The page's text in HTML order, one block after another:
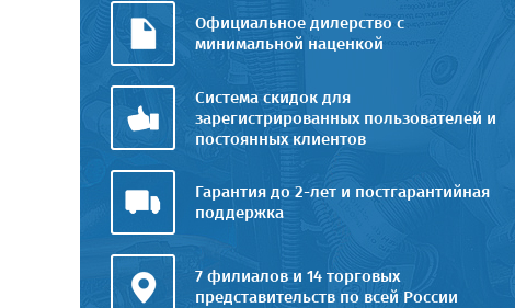
Официальное дилерство с
минимальной наценкой
Система скидок для
зарегистрированных пользователей и
постоянных клиентов
Гарантия до 2-лет и постгарантийная
поддержка
7 филиалов и 14 торговых
представительств по всей России